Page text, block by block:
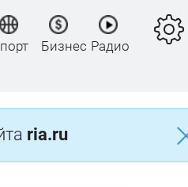
Бизнес Радио
ria.ru